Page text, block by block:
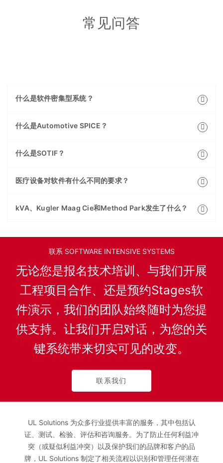
常见问答
什么是软件密集型系统？
什么是Automotive SPICE？
什么是SOTIF？
医疗设备对软件有什么不同的要求？
kVA、Kugler Maag Cie和Method Park发生了什么？
联系 SOFTWARE INTENSIVE SYSTEMS
无论您是报名技术培训、与我们开展
工程项目合作、还是预约Stages软
件演示，我们的团队始终随时为您提
供支持。让我们开启对话，为您的关
键系统带来切实可见的改变。
联系我们
UL Solutions 为众多行业提供丰富的服务，其中包括认
证、测试、检验、评估和咨询服务。为了防止任何利益冲
突（或疑似利益冲突）以及保护我们的品牌和客户的品
牌，UL Solutions 制定了相关流程以识别和管理任何潜在